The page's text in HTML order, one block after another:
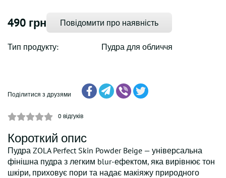
490 грн Повідомити про наявність
Тип продукту: Пудра для обличчя
Поділитися з друзями
0 відгуків
Короткий опис
Пудра ZOLA Perfect Skin Powder Beige — універсальна
фінішна пудра з легким blur-ефектом, яка вирівнює тон
шкіри, приховує пори та надає макіяжу природного